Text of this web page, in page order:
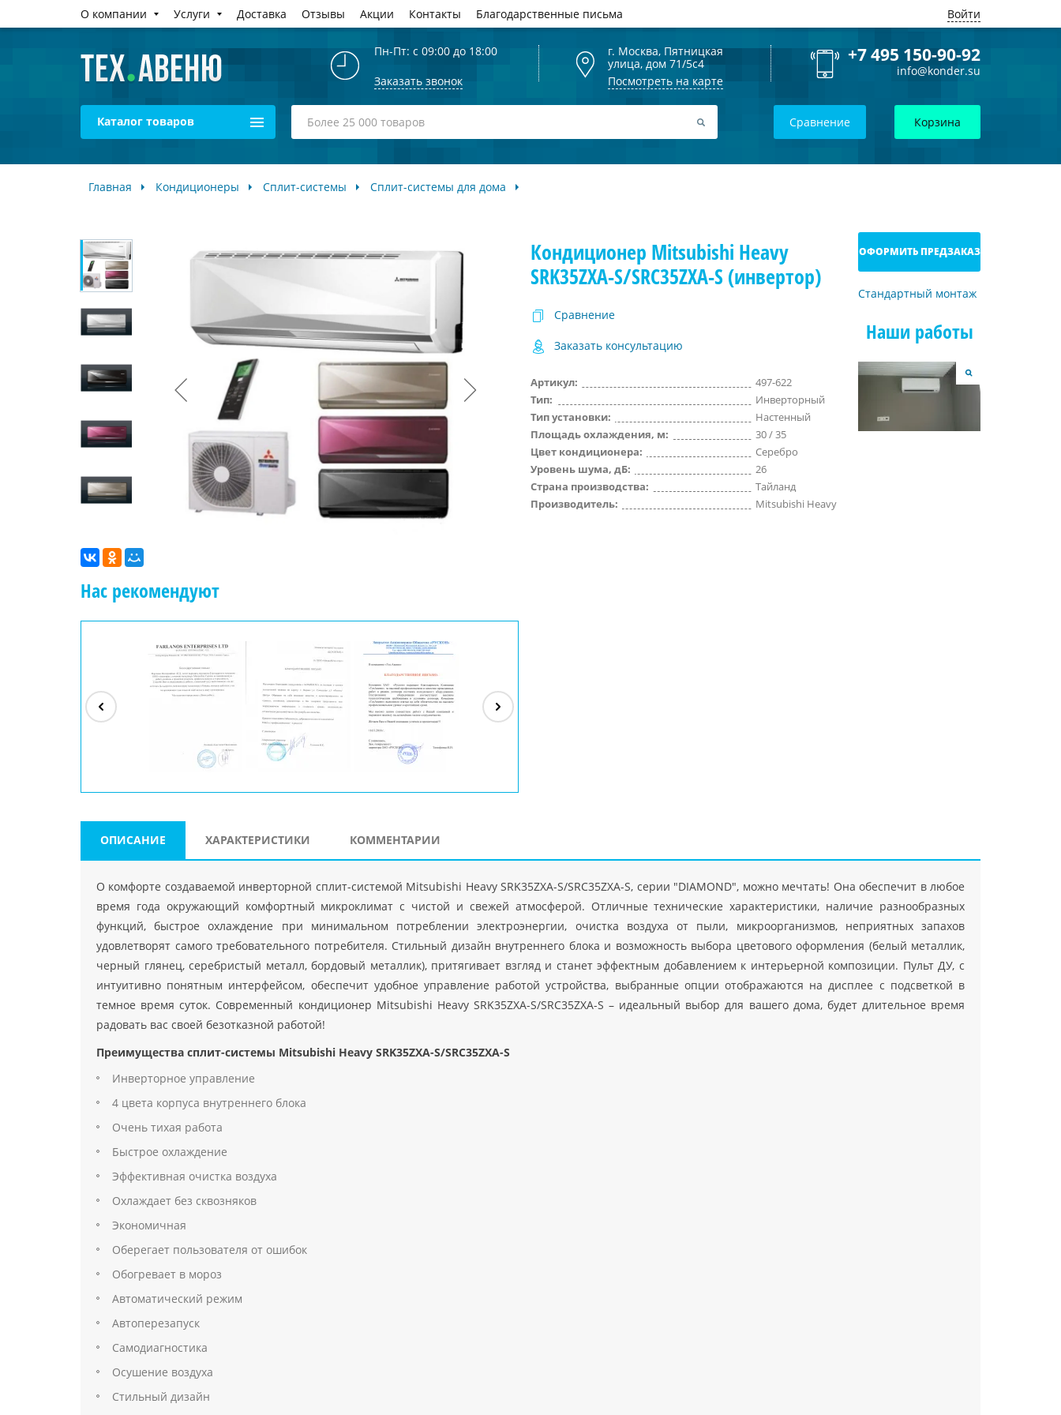
О компании Услуги Доставка Отзывы Акции Контакты Благодарственные письма Войти
Пн-Пт: с 09:00 до 18:00
Заказать звонок
г. Москва, Пятницкая
улица, дом 71/5с4
Посмотреть на карте
+7 495 150-90-92
info@konder.su
Каталог товаров Сравнение Корзина
Главная Кондиционеры Сплит-системы Сплит-системы для дома
Нас рекомендуют
">
Код PHP ">
"МидасМеталлАрт" PHP ">
Код PHP ">
Кондиционер Mitsubishi Heavy
SRK35ZXA-S/SRC35ZXA-S (инвертор)
Сравнение
Заказать консультацию
Артикул:
497-622
Тип:
Инверторный
Тип установки:
Настенный
Площадь охлаждения, м:
30 / 35
Цвет кондиционера:
Серебро
Уровень шума, дБ:
26
Страна производства:
Тайланд
Производитель:
Mitsubishi Heavy
ОФОРМИТЬ ПРЕДЗАКАЗ
Стандартный монтаж
Наши работы
ОПИСАНИЕ ХАРАКТЕРИСТИКИ КОММЕНТАРИИ
О комфорте создаваемой инверторной сплит-системой Mitsubishi Heavy SRK35ZXA-S/SRC35ZXA-S, серии "DIAMOND", можно мечтать! Она обеспечит в любое
время года окружающий комфортный микроклимат с чистой и свежей атмосферой. Отличные технические характеристики, наличие разнообразных
функций, быстрое охлаждение при минимальном потреблении электроэнергии, очистка воздуха от пыли, микроорганизмов, неприятных запахов
удовлетворят самого требовательного потребителя. Стильный дизайн внутреннего блока и возможность выбора цветового оформления (белый металлик,
черный глянец, серебристый металл, бордовый металлик), притягивает взгляд и станет эффектным добавлением к интерьерной композиции. Пульт ДУ, с
интуитивно понятным интерфейсом, обеспечит удобное управление работой устройства, выбранные опции отображаются на дисплее с подсветкой в
темное время суток. Современный кондиционер Mitsubishi Heavy SRK35ZXA-S/SRC35ZXA-S – идеальный выбор для вашего дома, будет длительное время
радовать вас своей безотказной работой!
Преимущества сплит-системы Mitsubishi Heavy SRK35ZXA-S/SRC35ZXA-S
Инверторное управление
4 цвета корпуса внутреннего блока
Очень тихая работа
Быстрое охлаждение
Эффективная очистка воздуха
Охлаждает без сквозняков
Экономичная
Оберегает пользователя от ошибок
Обогревает в мороз
Автоматический режим
Автоперезапуск
Самодиагностика
Осушение воздуха
Стильный дизайн